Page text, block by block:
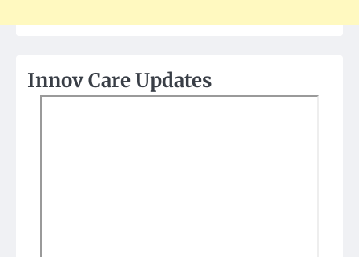
Innov Care Updates